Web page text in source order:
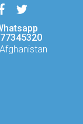
Facebook
Twitter